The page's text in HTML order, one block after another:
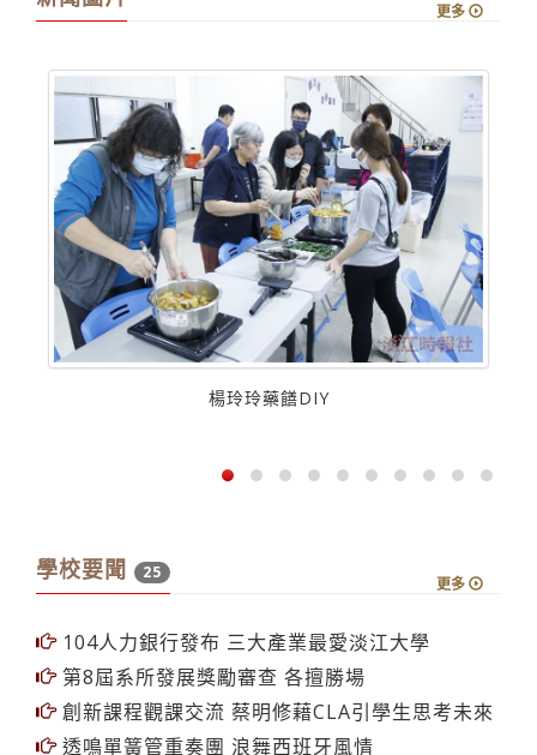
更多
學校要聞 25
104人力銀行發布 三大產業最愛淡江大學
第8屆系所發展獎勵審查 各擅勝場